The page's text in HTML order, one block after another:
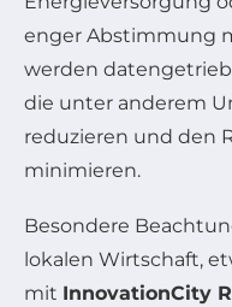
enger Abstimmung
werden
die unter anderem
reduzieren und den
minimieren.
Besondere
lokalen Wirtschaft,
mit InnovationCity